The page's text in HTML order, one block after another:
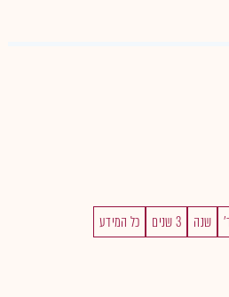
שנה 3 שנים כל המידע